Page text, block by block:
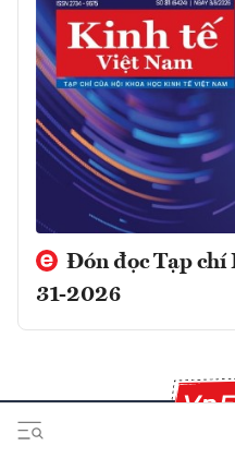
Đón đọc Tạp chí
31-2026